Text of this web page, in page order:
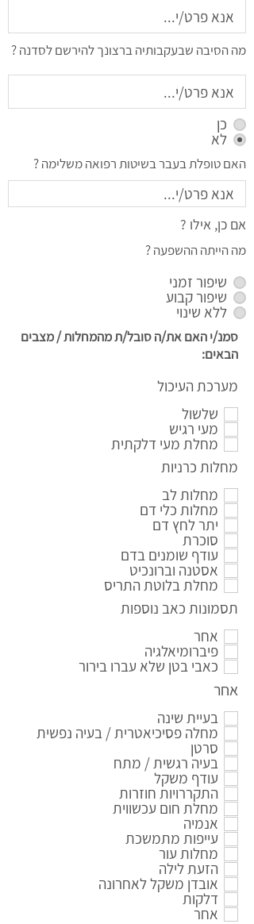
מה הסיבה שבעקבותיה ברצונך להירשם לסדנה ?
כן
לא
האם טופלת בעבר בשיטות רפואה משלימה ?
אם כן, אילו ?
מה הייתה ההשפעה ?
שיפור זמני
שיפור קבוע
ללא שינוי
סמנ/י האם את/ה סובל/ת מהמחלות / מצבים
הבאים:
מערכת העיכול
שלשול
מעי רגיש
מחלת מעי דלקתית
מחלות כרניות
מחלות לב
מחלות כלי דם
יתר לחץ דם
סוכרת
עודף שומנים בדם
אסטנה וברונכיט
מחלת בלוטת התריס
תסמונות כאב נוספות
אחר
פיברומיאלגיה
כאבי בטן שלא עברו בירור
אחר
בעיית שינה
מחלה פסיכיאטרית / בעיה נפשית
סרטן
בעיה רגשית / מתח
עודף משקל
התקררויות חוזרות
מחלת חום עכשווית
אנמיה
עייפות מתמשכת
מחלות עור
הזעת לילה
אובדן משקל לאחרונה
דלקות
אחר